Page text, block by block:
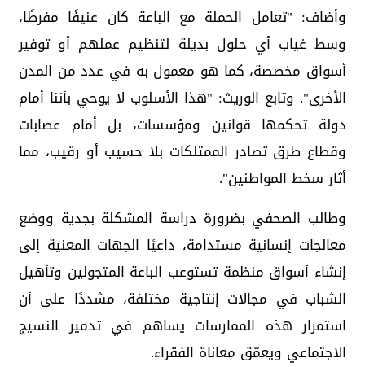
وأضاف: "تعامل الحملة مع الباعة كان عنيفًا مفرطًا،
وسط غياب أي حلول بديلة لتنظيم عملهم أو توفير
أسواق مخصصة، كما هو معمول به في عدد من المدن
الأخرى". وتابع الوريث: "هذا الأسلوب لا يوحي بأننا أمام
دولة تحكمها قوانين ومؤسسات، بل أمام عصابات
وقطاع طرق تصادر الممتلكات بلا حسيب أو رقيب، مما
أثار سخط المواطنين".
وطالب الصحفي بضرورة دراسة المشكلة بجدية ووضع
معالجات إنسانية مستدامة، داعيًا الجهات المعنية إلى
إنشاء أسواق منظمة تستوعب الباعة المتجولين وتأهيل
الشباب في مجالات إنتاجية مختلفة، مشددًا على أن
استمرار هذه الممارسات يساهم في تدمير النسيج
الاجتماعي ويعمّق معاناة الفقراء.